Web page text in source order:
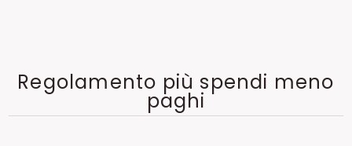
Regolamento più spendi meno
paghi